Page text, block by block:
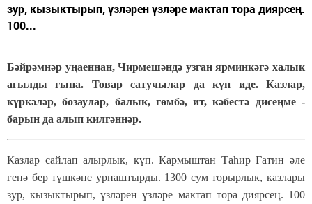
зур, кызыктырып, үзләрен үзләре мактап тора диярсең.
100...
Бәйрәмнәр уңаеннан, Чирмешәндә узган ярминкәгә халык
агылды гына. Товар сатучылар да күп иде. Казлар,
күркәләр, бозаулар, балык, гөмбә, ит, кәбестә дисеңме -
барын да алып килгәннәр.
Казлар сайлап алырлык, күп. Кармыштан Таһир Гатин әле
генә бер түшкәне урнаштырды. 1300 сум торырлык, казлары
зур, кызыктырып, үзләрен үзләре мактап тора диярсең. 100